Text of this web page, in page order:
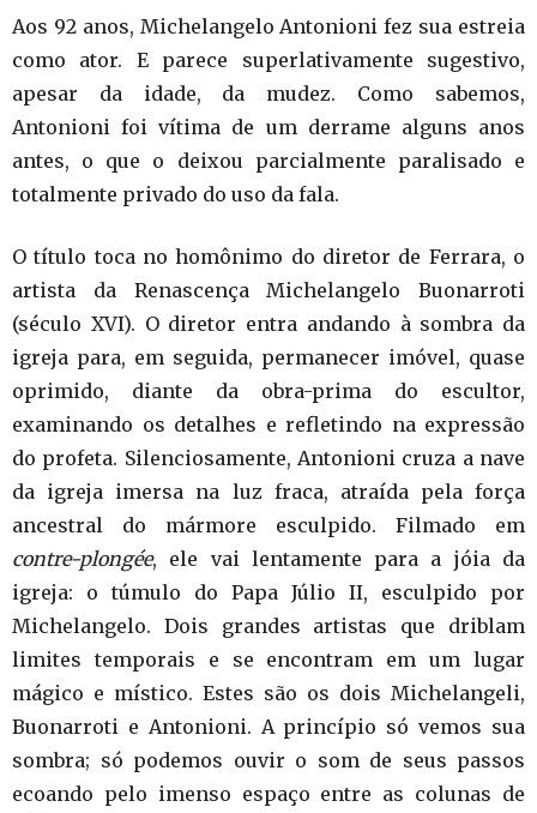
Aos 92 anos, Michelangelo Antonioni fez sua estreia
como ator. E parece superlativamente sugestivo,
apesar da idade, da mudez. Como sabemos,
Antonioni foi vítima de um derrame alguns anos
antes, o que o deixou parcialmente paralisado e
totalmente privado do uso da fala.
O título toca no homônimo do diretor de Ferrara, o
artista da Renascença Michelangelo Buonarroti
(século XVI). O diretor entra andando à sombra da
igreja para, em seguida, permanecer imóvel, quase
oprimido, diante da obra-prima do escultor,
examinando os detalhes e refletindo na expressão
do profeta. Silenciosamente, Antonioni cruza a nave
da igreja imersa na luz fraca, atraída pela força
ancestral do mármore esculpido. Filmado em
contre-plongée, ele vai lentamente para a jóia da
igreja: o túmulo do Papa Júlio II, esculpido por
Michelangelo. Dois grandes artistas que driblam
limites temporais e se encontram em um lugar
mágico e místico. Estes são os dois Michelangeli,
Buonarroti e Antonioni. A princípio só vemos sua
sombra; só podemos ouvir o som de seus passos
ecoando pelo imenso espaço entre as colunas de